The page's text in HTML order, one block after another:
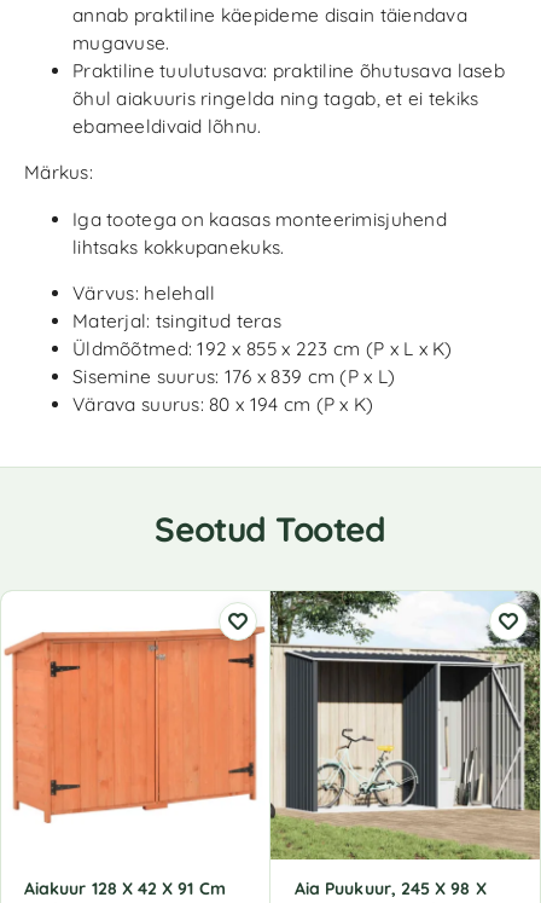
annab praktiline käepideme disain täiendava
mugavuse.
Praktiline tuulutusava: praktiline õhutusava laseb
õhul aiakuuris ringelda ning tagab, et ei tekiks
ebameeldivaid lõhnu.
Märkus:
Iga tootega on kaasas monteerimisjuhend
lihtsaks kokkupanekuks.
Värvus: helehall
Materjal: tsingitud teras
Üldmõõtmed: 192 x 855 x 223 cm (P x L x K)
Sisemine suurus: 176 x 839 cm (P x L)
Värava suurus: 80 x 194 cm (P x K)
Seotud Tooted
Aiakuur 128 X 42 X 91 Cm
Aia Puukuur, 245 X 98 X